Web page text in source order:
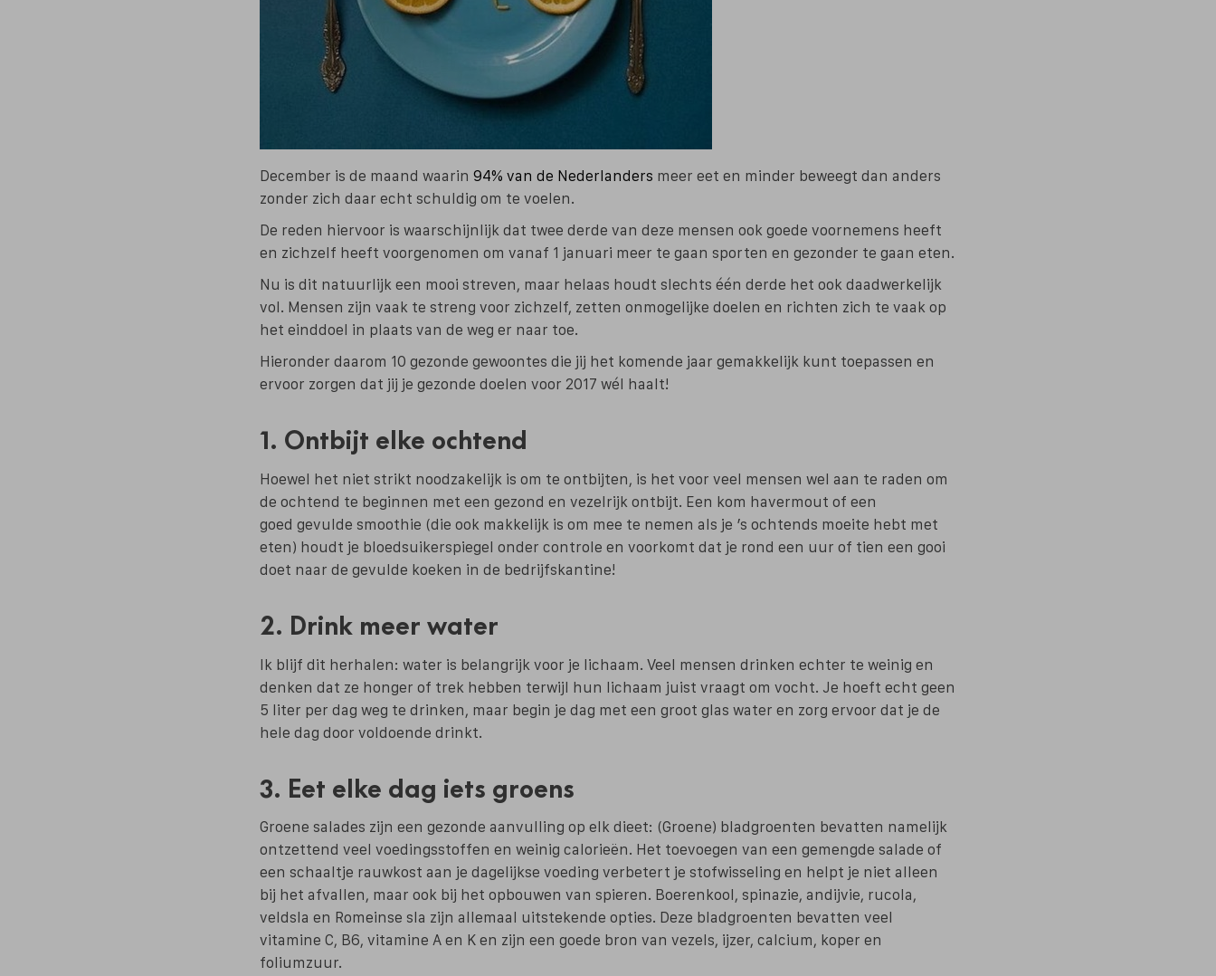
December is de maand waarin 94% van de Nederlanders meer eet en minder beweegt dan anders
zonder zich daar echt schuldig om te voelen.
De reden hiervoor is waarschijnlijk dat twee derde van deze mensen ook goede voornemens heeft
en zichzelf heeft voorgenomen om vanaf 1 januari meer te gaan sporten en gezonder te gaan eten.
Nu is dit natuurlijk een mooi streven, maar helaas houdt slechts één derde het ook daadwerkelijk
vol. Mensen zijn vaak te streng voor zichzelf, zetten onmogelijke doelen en richten zich te vaak op
het einddoel in plaats van de weg er naar toe.
Hieronder daarom 10 gezonde gewoontes die jij het komende jaar gemakkelijk kunt toepassen en
ervoor zorgen dat jij je gezonde doelen voor 2017 wél haalt!
1. Ontbijt elke ochtend
Hoewel het niet strikt noodzakelijk is om te ontbijten, is het voor veel mensen wel aan te raden om
de ochtend te beginnen met een gezond en vezelrijk ontbijt. Een kom havermout of een
goed gevulde smoothie (die ook makkelijk is om mee te nemen als je ’s ochtends moeite hebt met
eten) houdt je bloedsuikerspiegel onder controle en voorkomt dat je rond een uur of tien een gooi
doet naar de gevulde koeken in de bedrijfskantine!
2. Drink meer water
Ik blijf dit herhalen: water is belangrijk voor je lichaam. Veel mensen drinken echter te weinig en
denken dat ze honger of trek hebben terwijl hun lichaam juist vraagt om vocht. Je hoeft echt geen
5 liter per dag weg te drinken, maar begin je dag met een groot glas water en zorg ervoor dat je de
hele dag door voldoende drinkt.
3. Eet elke dag iets groens
Groene salades zijn een gezonde aanvulling op elk dieet: (Groene) bladgroenten bevatten namelijk
ontzettend veel voedingsstoffen en weinig calorieën. Het toevoegen van een gemengde salade of
een schaaltje rauwkost aan je dagelijkse voeding verbetert je stofwisseling en helpt je niet alleen
bij het afvallen, maar ook bij het opbouwen van spieren. Boerenkool, spinazie, andijvie, rucola,
veldsla en Romeinse sla zijn allemaal uitstekende opties. Deze bladgroenten bevatten veel
vitamine C, B6, vitamine A en K en zijn een goede bron van vezels, ijzer, calcium, koper en
foliumzuur.